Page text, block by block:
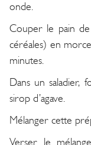
onde.
Couper le pain
céréales) en
minutes.
Dans un
sirop d’agave.
Mélanger cette
Verser le